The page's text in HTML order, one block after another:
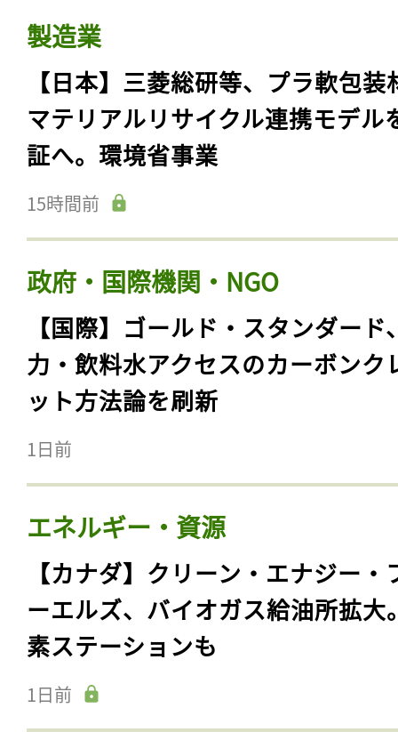
製造業
【日本】三菱総研等、プラ軟包装
マテリアルリサイクル連携モデル
証へ。環境省事業
15時間前
政府・国際機関・NGO
【国際】ゴールド・スタンダード
力・飲料水アクセスのカーボンク
ット方法論を刷新
1日前
エネルギー・資源
【カナダ】クリーン・エナジー・
ーエルズ、バイオガス給油所拡大
素ステーションも
1日前